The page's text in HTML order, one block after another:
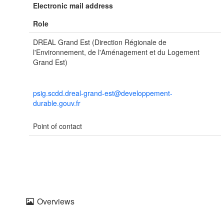
Electronic mail address
Role
DREAL Grand Est (Direction Régionale de
l'Environnement, de l'Aménagement et du Logement
Grand Est)
psig.scdd.dreal-grand-est@developpement-
durable.gouv.fr
Point of contact
Overviews